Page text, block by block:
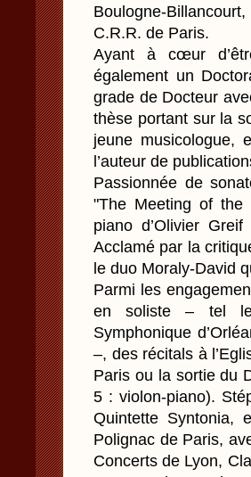
Boulogne-
C.R.R. de Paris.
Ayant à cœur
également un
grade de Docteur
thèse portant sur la
jeune musicologue,
l’auteur de
Passionnée de
"The Meeting of the
piano d’Olivier
Acclamé par la
le duo Moraly-David
Parmi les
en soliste – tel le
Symphonique
–, des récitals à
Paris ou la sortie du
5 : violon-piano).
Quintette Syntonia,
Polignac de Paris,
Concerts de Lyon,